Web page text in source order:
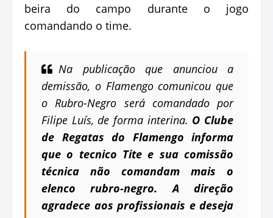
beira do campo durante o jogo
comandando o time.
Na publicação que anunciou a
demissão, o Flamengo comunicou que
o Rubro-Negro será comandado por
Filipe Luís, de forma interina. O Clube
de Regatas do Flamengo informa
que o tecnico Tite e sua comissão
técnica não comandam mais o
elenco rubro-negro. A direção
agradece aos profissionais e deseja